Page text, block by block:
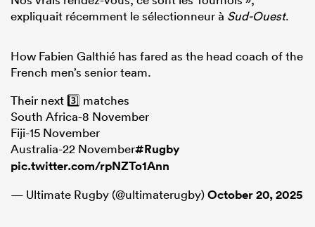
expliquait récemment le sélectionneur à Sud-Ouest.
How Fabien Galthié has fared as the head coach of the
French men’s senior team.
Their next 3️⃣ matches
South Africa-8 November
Fiji-15 November
Australia-22 November#Rugby
pic.twitter.com/rpNZTo1Ann
— Ultimate Rugby (@ultimaterugby)October 20, 2025